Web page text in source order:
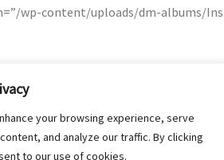
your browsing experience, serve
and analyze our traffic. By clicking
to our use of cookies.
wp-content/uploads/dm-albums/